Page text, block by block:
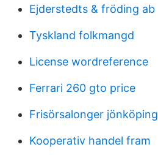
Ejderstedts & fröding ab
Tyskland folkmangd
License wordreference
Ferrari 260 gto price
Frisörsalonger jönköping
Kooperativ handel fram